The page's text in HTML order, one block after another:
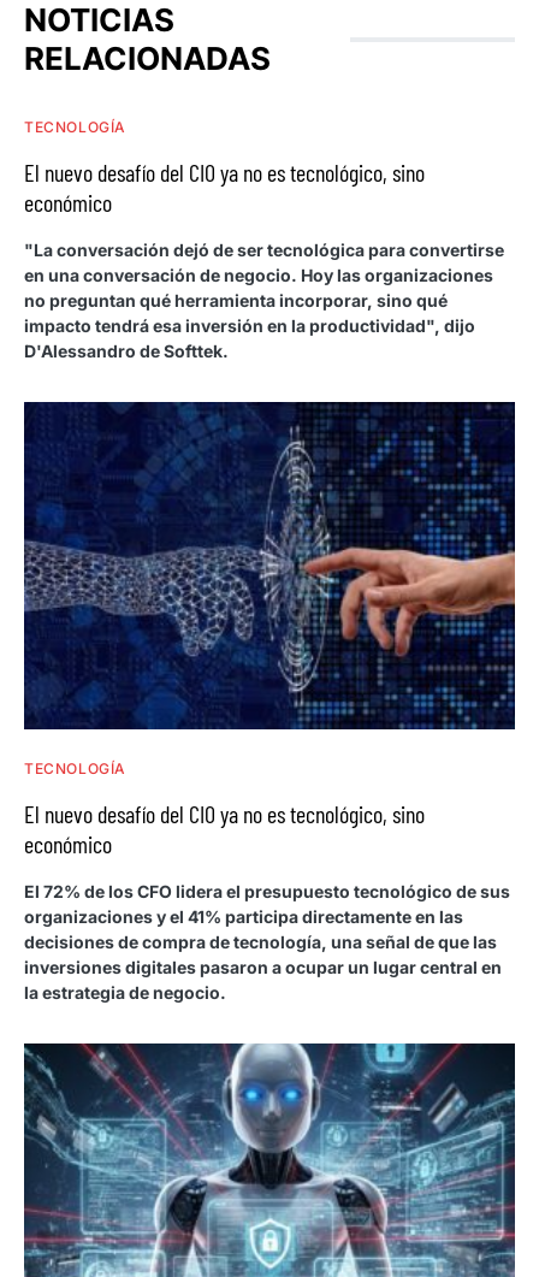
NOTICIAS
RELACIONADAS
TECNOLOGÍA
El nuevo desafío del CIO ya no es tecnológico, sino
económico
"La conversación dejó de ser tecnológica para convertirse
en una conversación de negocio. Hoy las organizaciones
no preguntan qué herramienta incorporar, sino qué
impacto tendrá esa inversión en la productividad", dijo
D'Alessandro de Softtek.
TECNOLOGÍA
El nuevo desafío del CIO ya no es tecnológico, sino
económico
El 72% de los CFO lidera el presupuesto tecnológico de sus
organizaciones y el 41% participa directamente en las
decisiones de compra de tecnología, una señal de que las
inversiones digitales pasaron a ocupar un lugar central en
la estrategia de negocio.